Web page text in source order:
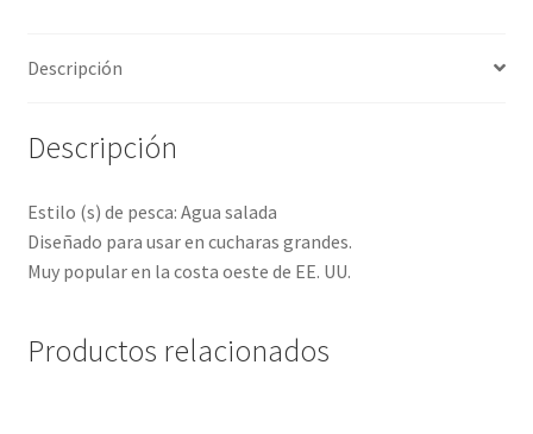
Descripción
Descripción
Estilo (s) de pesca: Agua salada
Diseñado para usar en cucharas grandes.
Muy popular en la costa oeste de EE. UU.
Productos relacionados